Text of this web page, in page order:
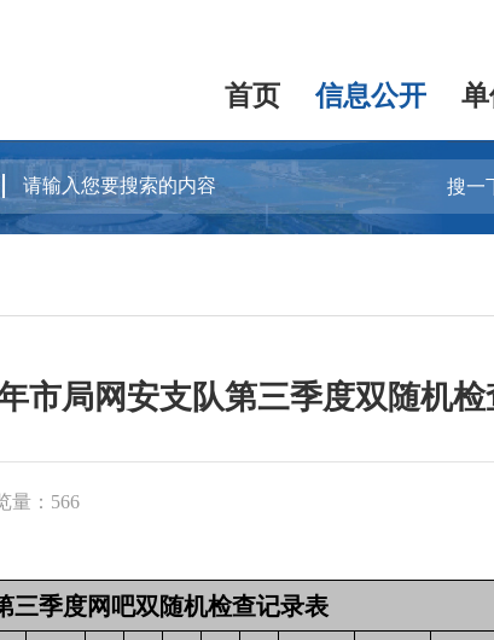
首页 信息公开
搜一
市局网安支队第三季度双随机检
量：566
三季度网吧双随机检查记录表